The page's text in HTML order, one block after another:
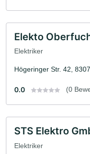
Elekto
Elektriker
Högeringer Str. 42,
0.0 (0
STS Elektro
Elektriker